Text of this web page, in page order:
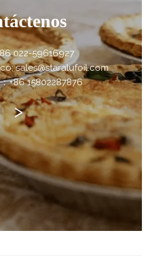
022-59616927
sales@staralufoil.com
+86 15802287876
>